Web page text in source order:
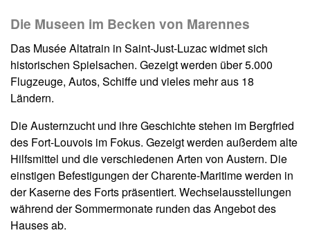
Die Museen im Becken von Marennes
Das Musée Altatrain in Saint-Just-Luzac widmet sich
historischen Spielsachen. Gezeigt werden über 5.000
Flugzeuge, Autos, Schiffe und vieles mehr aus 18
Ländern.
Die Austernzucht und ihre Geschichte stehen im Bergfried
des Fort-Louvois im Fokus. Gezeigt werden außerdem alte
Hilfsmittel und die verschiedenen Arten von Austern. Die
einstigen Befestigungen der Charente-Maritime werden in
der Kaserne des Forts präsentiert. Wechselausstellungen
während der Sommermonate runden das Angebot des
Hauses ab.